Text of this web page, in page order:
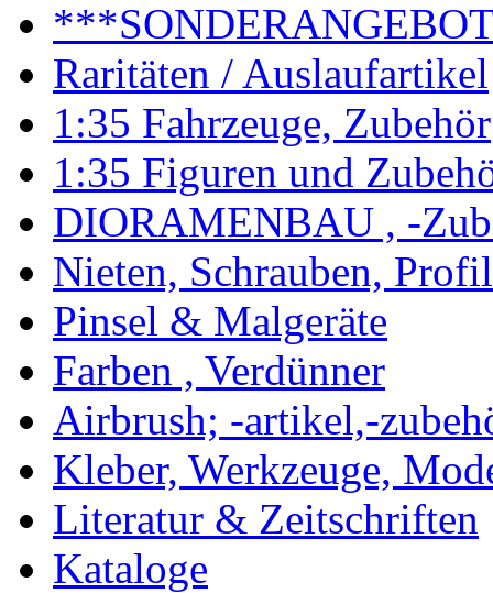
Raritäten / Auslaufartikel
1:35 Fahrzeuge, Zubehör
1:35 Figuren und
DIORAMENBAU , -
Nieten, Schrauben,
Pinsel & Malgeräte
Farben , Verdünner
Airbrush; -artikel,-
Kleber, Werkzeuge,
Literatur & Zeitschriften
Kataloge